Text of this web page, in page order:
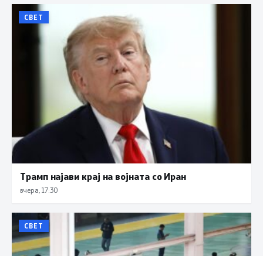
СВЕТ
Трамп најави крај на војната со Иран
вчера, 17:30
СВЕТ